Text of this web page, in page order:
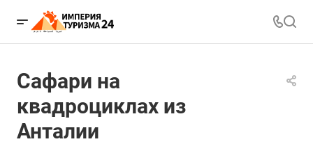
Сафари на
квадроциклах из
Анталии